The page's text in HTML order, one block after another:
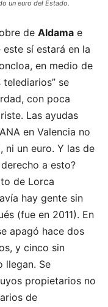
un euro del Estado.
de Aldama e
sí estará en la
en medio de
se
con poca
Las ayudas
en Valencia no
ni un euro. Y las de
a esto?
de Lorca
hay gente sin
(fue en 2011). En
apagó hace dos
y cinco sin
llegan. Se
propietarios no
de